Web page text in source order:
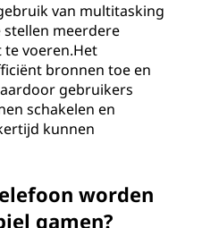
van multitasking
meerdere
voeren.Het
bronnen toe en
gebruikers
schakelen en
kunnen
worden
gamen?